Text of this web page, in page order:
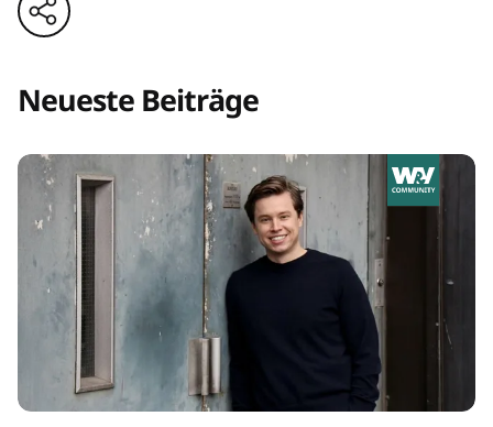
Neueste Beiträge